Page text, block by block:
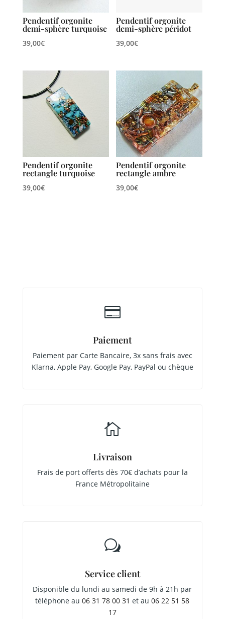
Pendentif orgonite
demi-sphère turquoise
39,00€
Pendentif orgonite
demi-sphère péridot
39,00€
Pendentif orgonite
rectangle turquoise
39,00€
Pendentif orgonite
rectangle ambre
39,00€

Paiement
Paiement par Carte Bancaire, 3x sans frais avec
Klarna, Apple Pay, Google Pay, PayPal ou chèque

Livraison
Frais de port offerts dès 70€ d’achats pour la
France Métropolitaine
w
Service client
Disponible du lundi au samedi de 9h à 21h par
téléphone au06 31 78 00 31 et au06 22 51 58
17